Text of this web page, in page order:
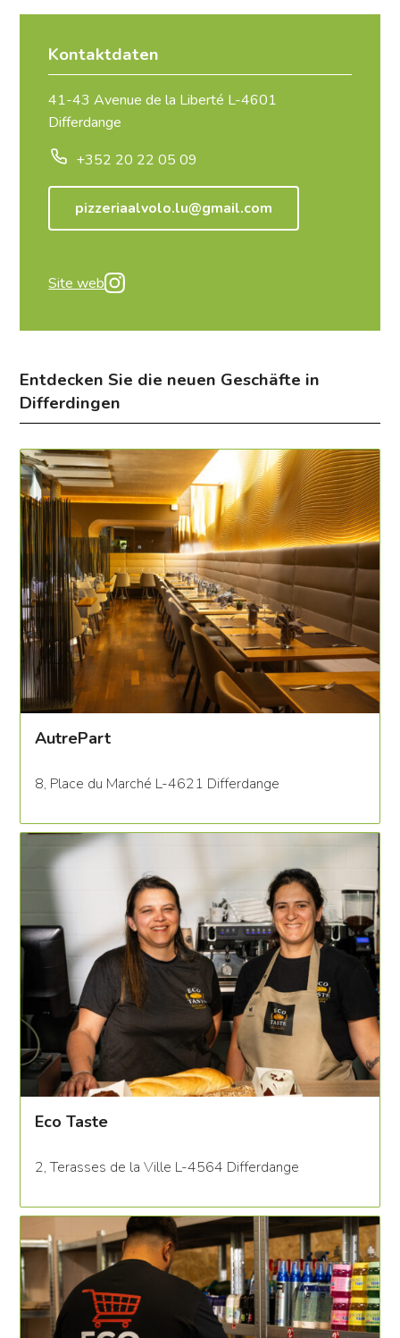
Kontaktdaten
41-43 Avenue de la Liberté L-4601
Differdange
+352 20 22 05 09
pizzeriaalvolo.lu@gmail.com
Site web
Entdecken Sie die neuen Geschäfte in
Differdingen
AutrePart
8, Place du Marché L-4621 Differdange
Eco Taste
2, Terasses de la Ville L-4564 Differdange